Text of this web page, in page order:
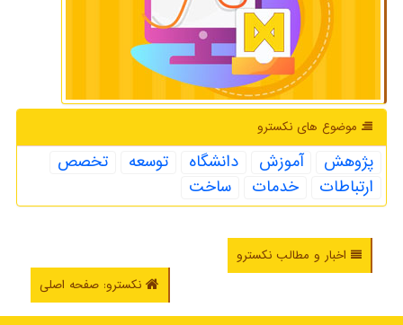
موضوع های نكسترو
پژوهش آموزش دانشگاه توسعه
تخصص
ارتباطات
خدمات ساخت
اخبار و مطالب نکسترو
نکسترو: صفحه اصلی